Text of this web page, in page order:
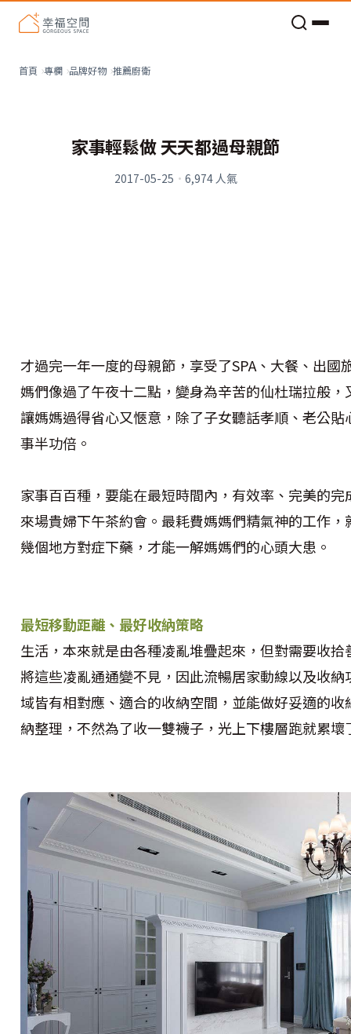
首頁 專欄 品牌好物 推薦廚衛
家事輕鬆做 天天都過母親節
2017-05-25 · 6,974人氣
才過完一年一度的母親節，享受了SPA、大餐、出
媽們像過了午夜十二點，變身為辛苦的仙杜瑞拉般
讓媽媽過得省心又愜意，除了子女聽話孝順、老公
事半功倍。
家事百百種，要能在最短時間內，有效率、完美的
來場貴婦下午茶約會。最耗費媽媽們精氣神的工作
幾個地方對症下藥，才能一解媽媽們的心頭大患。
最短移動距離、最好收納策略
生活，本來就是由各種凌亂堆疊起來，但對需要收
將這些凌亂通通變不見，因此流暢居家動線以及收
域皆有相對應、適合的收納空間，並能做好妥適的
納整理，不然為了收一雙襪子，光上下樓層跑就累壞